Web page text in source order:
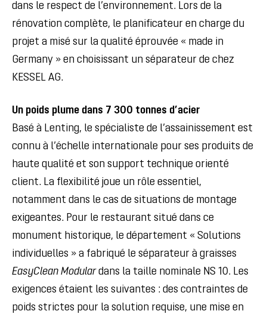
dans le respect de l’environnement. Lors de la
rénovation complète, le planificateur en charge du
projet a misé sur la qualité éprouvée « made in
Germany » en choisissant un séparateur de chez
KESSEL AG.
Un poids plume dans 7 300 tonnes d’acier
Basé à Lenting, le spécialiste de l’assainissement est
connu à l’échelle internationale pour ses produits de
haute qualité et son support technique orienté
client. La flexibilité joue un rôle essentiel,
notamment dans le cas de situations de montage
exigeantes. Pour le restaurant situé dans ce
monument historique, le département « Solutions
individuelles » a fabriqué le séparateur à graisses
EasyClean Modulardans la taille nominale NS 10. Les
exigences étaient les suivantes : des contraintes de
poids strictes pour la solution requise, une mise en